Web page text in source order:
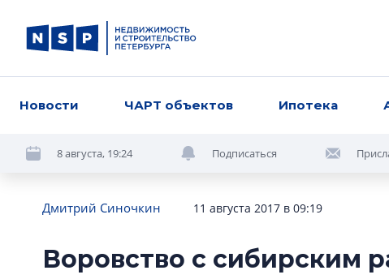
Новости ЧАРТ объектов Ипотека
8 августа, 19:24 Подписаться
Дмитрий Синочкин 11 августа 2017 в 09:19
Воровство с сибирским